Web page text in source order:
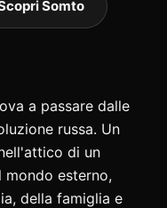
Somto
a passare dalle
russa. Un
di un
esterno,
della famiglia e